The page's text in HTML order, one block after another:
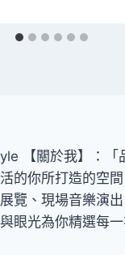
【關於我】：「
的你所打造的空
覽、現場音樂演
眼光為你精選每